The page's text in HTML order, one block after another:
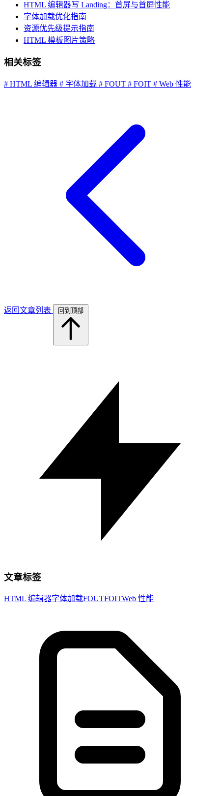
HTML 编辑器写 Landing：首屏与首屏性能
字体加载优化指南
资源优先级提示指南
HTML 模板图片策略
相关标签
# HTML 编辑器 # 字体加载 # FOUT # FOIT # Web 性能
返回文章列表
文章标签
HTML 编辑器字体加载FOUTFOITWeb 性能